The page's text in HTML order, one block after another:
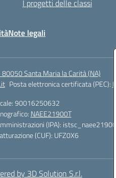
I progetti delle classi
Note legali
Santa Maria la Carità (NA)
Posta elettronica certificata (PEC):
90016250632
NAEE21900T
(IPA): istsc_naee21900t
(CUF): UFZ0X6
by 3D Solution S.r.l.